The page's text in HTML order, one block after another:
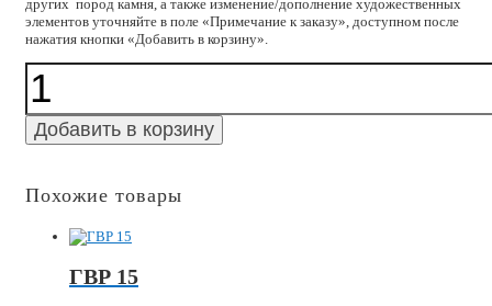
других пород камня, а также изменение/дополнение художественных
элементов уточняйте в поле «Примечание к заказу», доступном после
нажатия кнопки «Добавить в корзину».
Количество
ГВР
133
Добавить в корзину
Похожие товары
ГВР 15